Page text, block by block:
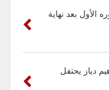
الأول بعد نهاية
دياز يحتفل